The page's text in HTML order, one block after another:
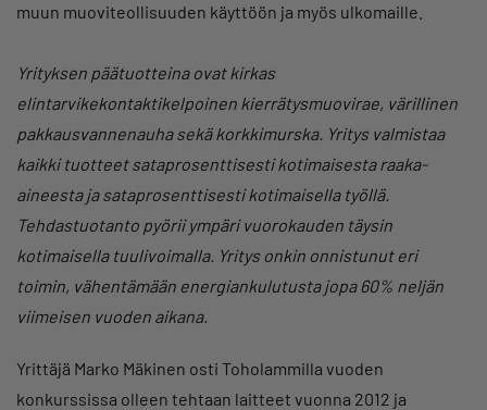
muun muoviteollisuuden käyttöön ja myös ulkomaille.
Yrityksen päätuotteina ovat kirkas
elintarvikekontaktikelpoinen kierrätysmuovirae, värillinen
pakkausvannenauha sekä korkkimurska. Yritys valmistaa
kaikki tuotteet sataprosenttisesti kotimaisesta raaka-
aineesta ja sataprosenttisesti kotimaisella työllä.
Tehdastuotanto pyörii ympäri vuorokauden täysin
kotimaisella tuulivoimalla. Yritys onkin onnistunut eri
toimin, vähentämään energiankulutusta jopa 60% neljän
viimeisen vuoden aikana.
Yrittäjä Marko Mäkinen osti Toholammilla vuoden
konkurssissa olleen tehtaan laitteet vuonna 2012 ja